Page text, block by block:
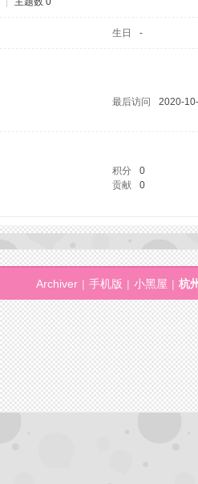
生日 -
最后访问
2020-
积分
0
贡献 0
Archiver | 手机版 | 小黑屋 | 杭